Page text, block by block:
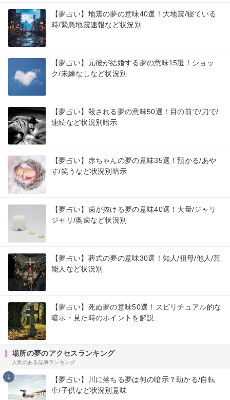
【夢占い】地震の夢の意味40選！大地震/寝ている
時/緊急地震速報など状況別
【夢占い】元彼が結婚する夢の意味15選！ショッ
ク/未練なしなど状況別
【夢占い】殺される夢の意味50選！目の前で/刀で/
連続など状況別暗示
【夢占い】赤ちゃんの夢の意味35選！預かる/あや
す/笑うなど状況別暗示
【夢占い】歯が抜ける夢の意味40選！大量/ジャリ
ジャリ/奥歯など状況別
【夢占い】葬式の夢の意味30選！知人/祖母/他人/芸
能人など状況別
【夢占い】死ぬ夢の意味50選！スピリチュアル的な
暗示・見た時のポイントを解説
場所の夢のアクセスランキング
人気のある記事ランキング
1
【夢占い】川に落ちる夢は何の暗示？助かる/自転
車/子供など状況別意味